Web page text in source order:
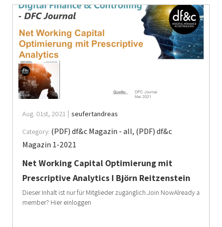
Aug. 01st, 2021
seufertandreas
Category: (PDF) df&c Magazin - all, (PDF) df&c
Magazin 1-2021
Net Working Capital Optimierung mit
Prescriptive Analytics I Björn Reitzenstein
Dieser Inhalt ist nur für Mitglieder zugänglich.Join NowAlready a
member? Hier einloggen